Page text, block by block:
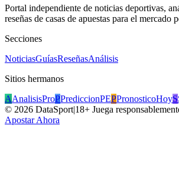
Portal independiente de noticias deportivas,
reseñas de casas de apuestas para el mercado
Secciones
NoticiasGuíasReseñasAnálisis
Sitios hermanos
AAnalisisProPPrediccionPEPPronosticoHoyS
© 2026 DataSport|18+ Juega
Apostar Ahora